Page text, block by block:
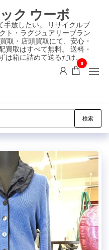
ク ウーボ
手放したい。 リサイクルブ
ト・ラグジュアリーブラン
取・店頭買取にて、安心・
買取はすべて無料。 送料・
は箱に詰めて送るだけ。
0
検索